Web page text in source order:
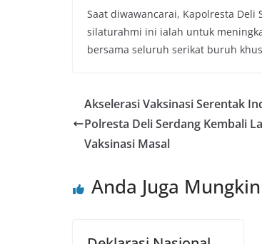
Saat diwawancarai, Kapolresta Deli
silaturahmi ini ialah untuk
bersama seluruh serikat buruh
Akselerasi Vaksinasi Serentak
Polresta Deli Serdang Kembali
Vaksinasi Masal
Anda Juga